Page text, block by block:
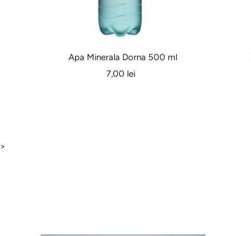
Apa Minerala Dorna 500 ml
7,00 lei
>